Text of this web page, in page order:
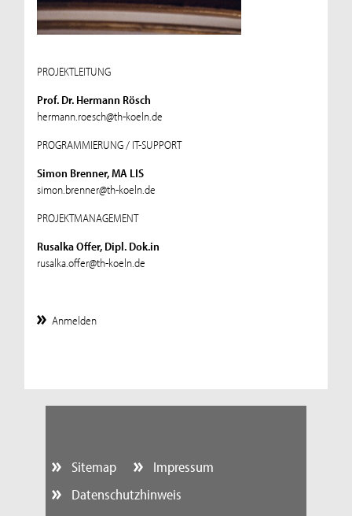
PROJEKTLEITUNG
Prof. Dr. Hermann Rösch
hermann.roesch@th-koeln.de
PROGRAMMIERUNG / IT-SUPPORT
Simon Brenner, MA LIS
simon.brenner@th-koeln.de
PROJEKTMANAGEMENT
Rusalka Offer, Dipl. Dok.in
rusalka.offer@th-koeln.de
Anmelden
Sitemap
Impressum
Datenschutzhinweis